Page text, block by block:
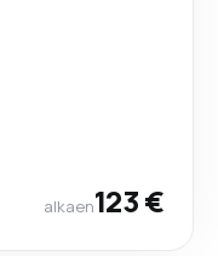
alkaen123 €